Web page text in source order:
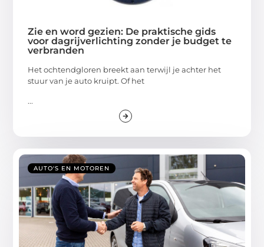
Zie en word gezien: De praktische gids
voor dagrijverlichting zonder je budget te
verbranden
Het ochtendgloren breekt aan terwijl je achter het
stuur van je auto kruipt. Of het
...
AUTO'S EN MOTOREN